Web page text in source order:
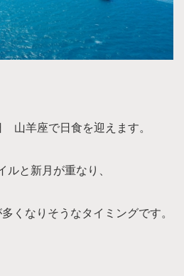
山羊座で日食を迎えます。
ルと新月が重なり、
くなりそうなタイミングです。